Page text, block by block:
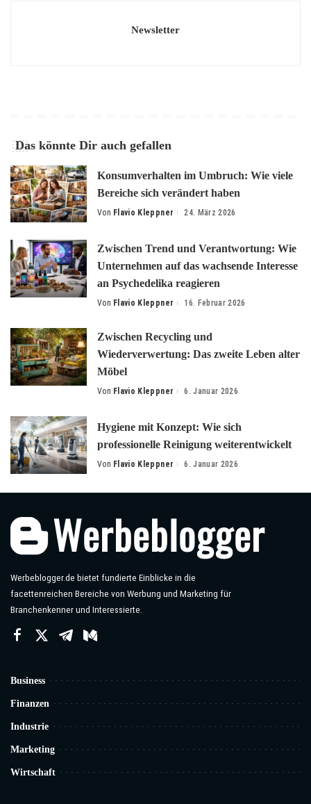
Newsletter
Das könnte Dir auch gefallen
Konsumverhalten im Umbruch: Wie viele
Bereiche sich verändert haben
Posted
Von Flavio Kleppner 24. März 2026
Zwischen Trend und Verantwortung: Wie
Unternehmen auf das wachsende Interesse
an Psychedelika reagieren
Posted
Von Flavio Kleppner 16. Februar 2026
Zwischen Recycling und
Wiederverwertung: Das zweite Leben alter
Möbel
Posted
Von Flavio Kleppner 6. Januar 2026
Hygiene mit Konzept: Wie sich
professionelle Reinigung weiterentwickelt
Posted
Von Flavio Kleppner 6. Januar 2026
Werbeblogger.de bietet fundierte Einblicke in die
facettenreichen Bereiche von Werbung und Marketing für
Branchenkenner und Interessierte.
Business
Finanzen
Industrie
Marketing
Wirtschaft